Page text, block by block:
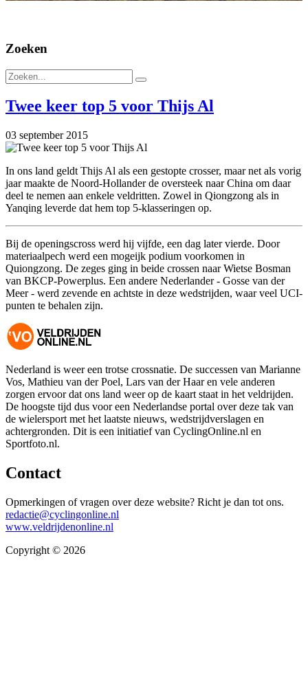
Zoeken
Twee keer top 5 voor Thijs Al
03 september 2015
In ons land geldt Thijs Al als een gestopte crosser, maar net als vorig
jaar maakte de Noord-Hollander de oversteek naar China om daar
deel te nemen aan enkele veldritten. Zowel in Qiongzong als in
Yanqing leverde dat hem top 5-klasseringen op.
Bij de openingscross werd hij vijfde, een dag later vierde. Door
materiaalpech werd een mogeijk podium voorkomen in
Quiongzong. De zeges ging in beide crossen naar Wietse Bosman
van BKCP-Powerplus. Een andere Nederlander - Gosse van der
Meer - werd zevende en achtste in deze wedstrijden, waar veel UCI-
punten te behalen zijn.
Nederland is weer een trotse crossnatie. De successen van Marianne
Vos, Mathieu van der Poel, Lars van der Haar en vele anderen
zorgen ervoor dat ons land weer op de kaart staat in het veldrijden.
De hoogste tijd dus voor een Nederlandse portal over deze tak van
de wielersport met het laatste nieuws, wedstrijdverslagen en
achtergronden. Dit is een initiatief van CyclingOnline.nl en
Sportfoto.nl.
Contact
Opmerkingen of vragen over deze website? Richt je dan tot ons.
redactie@cyclingonline.nl
www.veldrijdenonline.nl
Copyright © 2026